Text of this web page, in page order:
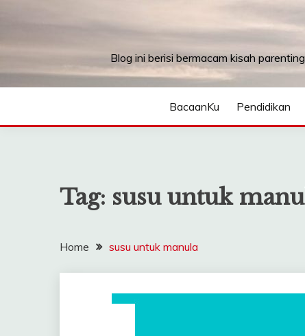
Blog ini berisi bermacam kisah
BacaanKu Pendidikan
Tag: susu untuk
Home susu untuk manula